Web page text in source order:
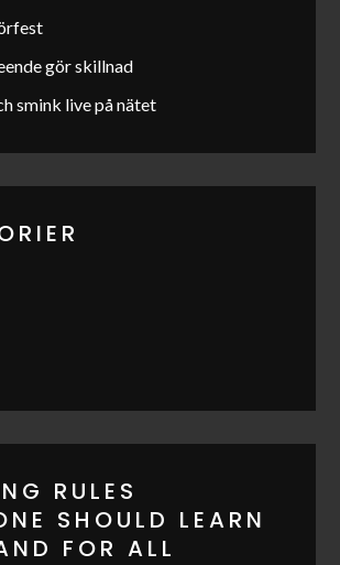
gör skillnad
smink live på nätet
RULES
SHOULD LEARN
FOR ALL